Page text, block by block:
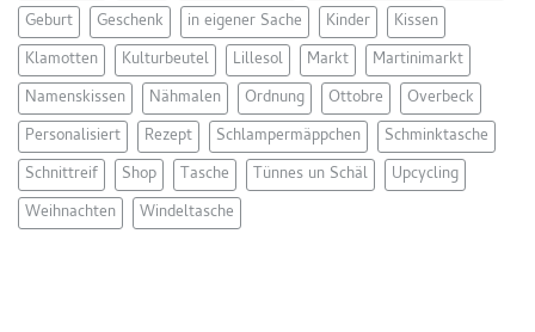
Geburt
Geschenk in eigener Sache Kinder
Kissen
Klamotten
Kulturbeutel Lillesol Markt
Martinimarkt
Namenskissen
Nähmalen Ordnung Ottobre
Overbeck
Personalisiert
Rezept Schlampermäppchen
Schminktasche
Schnittreif
Shop Tasche Tünnes un Schäl
Upcycling
Weihnachten
Windeltasche